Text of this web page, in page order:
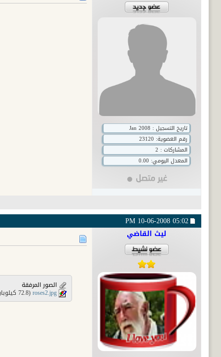
تاريخ التسجيل : Jan 2008
رقم العضوية:
المشاركات : 2
المعدل اليومي: 0.00
10-06-200805:02 PM
ليث القاضي
الصور المرفقة
roses2.jpg‏